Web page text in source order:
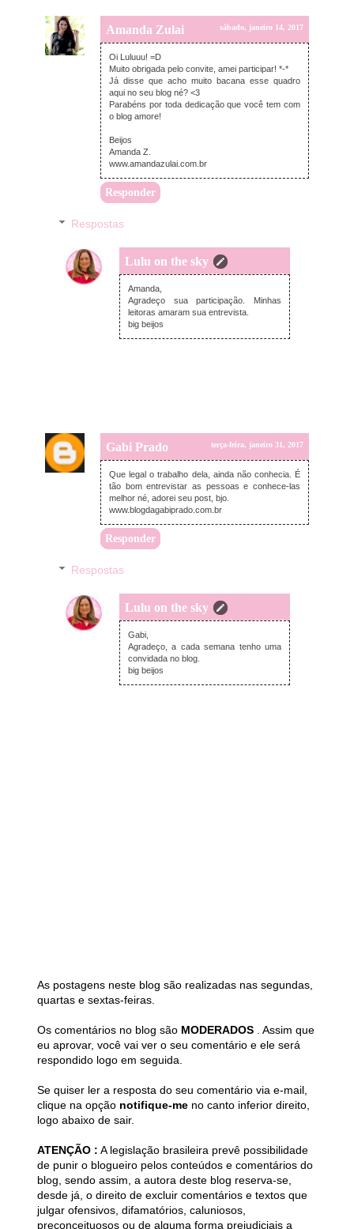
Amanda Zulai sábado, janeiro 14, 2017
Oi Luluuu! =D
Muito obrigada pelo convite, amei participar! *-*
Já disse que acho muito bacana esse quadro
aqui no seu blog né? <3
Parabéns por toda dedicação que você tem com
o blog amore!
Beijos
Amanda Z.
www.amandazulai.com.br
Responder
Respostas
Lulu on the sky
segunda-feira, janeiro 16, 2017
Amanda,
Agradeço sua participação. Minhas
leitoras amaram sua entrevista.
big beijos
Gabi Prado terça-feira, janeiro 31, 2017
Que legal o trabalho dela, ainda não conhecia. É
tão bom entrevistar as pessoas e conhece-las
melhor né, adorei seu post, bjo.
www.blogdagabiprado.com.br
Responder
Respostas
Lulu on the sky
terça-feira, janeiro 31, 2017
Gabi,
Agradeço, a cada semana tenho uma
convidada no blog.
big beijos
As postagens neste blog são realizadas nas segundas,
quartas e sextas-feiras.
Os comentários no blog são MODERADOS . Assim que
eu aprovar, você vai ver o seu comentário e ele será
respondido logo em seguida.
Se quiser ler a resposta do seu comentário via e-mail,
clique na opção notifique-me no canto inferior direito,
logo abaixo de sair.
ATENÇÃO : A legislação brasileira prevê possibilidade
de punir o blogueiro pelos conteúdos e comentários do
blog, sendo assim, a autora deste blog reserva-se,
desde já, o direito de excluir comentários e textos que
julgar ofensivos, difamatórios, caluniosos,
preconceituosos ou de alguma forma prejudiciais a